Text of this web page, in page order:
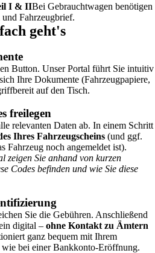
I & IIBei Gebrauchtwagen benötigen
Fahrzeugbrief.
geht's
Button. Unser Portal führt Sie intuitiv
Ihre Dokumente (Fahrzeugpapiere,
auf den Tisch.
freilegen
relevanten Daten ab. In einem Schritt
Ihres Fahrzeugscheins (und ggf.
Fahrzeug noch angemeldet ist).
zeigen Sie anhand von kurzen
Codes befinden und wie Sie diese
Sie die Gebühren. Anschließend
digital – ohne Kontakt zu Ämtern
ganz bequem mit Ihrem
wie bei einer Bankkonto-Eröffnung.